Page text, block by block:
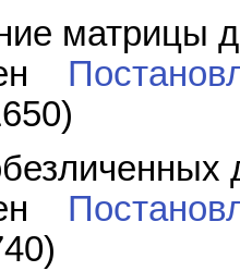
матрицы